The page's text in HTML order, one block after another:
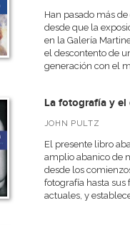
arte
Han pasado más
desde que la
en la Galería
el descontento de
generación con el
La fotografía y el
JOHN PULTZ
El presente libro
amplio abanico de
desde los
fotografía hasta sus
actuales, y